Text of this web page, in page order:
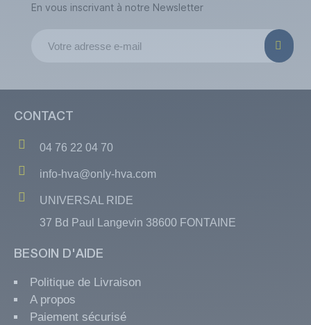
En vous inscrivant à notre Newsletter
CONTACT
04 76 22 04 70
info-hva@only-hva.com
UNIVERSAL RIDE
37 Bd Paul Langevin 38600 FONTAINE
BESOIN D'AIDE
Politique de Livraison
A propos
Paiement sécurisé